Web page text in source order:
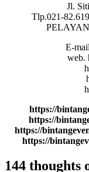
Jl.
Tlp.021-
E-
web.
https://
https://
https://
https://
144 thoughts